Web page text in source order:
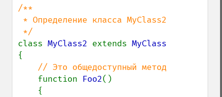
/**
class MyClass2 extends
{
// Это общедоступный метод
function Foo2()